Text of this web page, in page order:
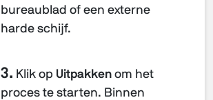
bureaublad of een externe
harde schijf.
3. Klik op Uitpakken om het
proces te starten. Binnen